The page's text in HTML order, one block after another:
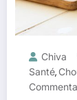
Chiva
Santé,